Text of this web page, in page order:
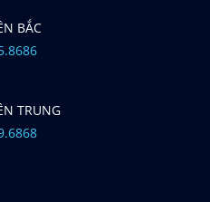
BẮC
TRUNG